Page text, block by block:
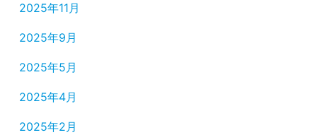
2025年11月
2025年9月
2025年5月
2025年4月
2025年2月